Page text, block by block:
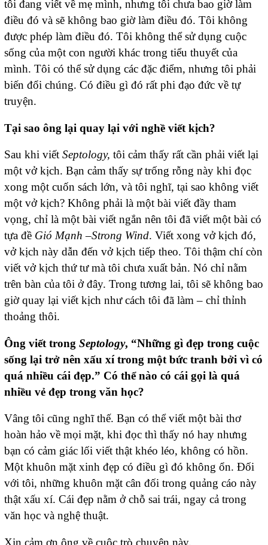
tôi đang viết về mẹ mình, nhưng tôi chưa bao giờ làm
điều đó và sẽ không bao giờ làm điều đó. Tôi không
được phép làm điều đó. Tôi không thể sử dụng cuộc
sống của một con người khác trong tiểu thuyết của
mình. Tôi có thể sử dụng các đặc điểm, nhưng tôi phải
biến đổi chúng. Có điều gì đó rất phi đạo đức về tự
truyện.
Tại sao ông lại quay lại với nghề viết kịch?
Sau khi viết Septology, tôi cảm thấy rất cần phải viết lại
một vở kịch. Bạn cảm thấy sự trống rỗng này khi đọc
xong một cuốn sách lớn, và tôi nghĩ, tại sao không viết
một vở kịch? Không phải là một bài viết đầy tham
vọng, chỉ là một bài viết ngắn nên tôi đã viết một bài có
tựa đề Gió Mạnh –Strong Wind. Viết xong vở kịch đó,
vở kịch này dẫn đến vở kịch tiếp theo. Tôi thậm chí còn
viết vở kịch thứ tư mà tôi chưa xuất bản. Nó chỉ nằm
trên bàn của tôi ở đây. Trong tương lai, tôi sẽ không bao
giờ quay lại viết kịch như cách tôi đã làm – chỉ thỉnh
thoảng thôi.
Ông viết trong Septology, “Những gì đẹp trong cuộc
sống lại trở nên xấu xí trong một bức tranh bởi vì có
quá nhiều cái đẹp.” Có thể nào có cái gọi là quá
nhiều vẻ đẹp trong văn học?
Vâng tôi cũng nghĩ thế. Bạn có thể viết một bài thơ
hoàn hảo về mọi mặt, khi đọc thì thấy nó hay nhưng
bạn có cảm giác lối viết thật khéo léo, không có hồn.
Một khuôn mặt xinh đẹp có điều gì đó không ổn. Đối
với tôi, những khuôn mặt cân đối trong quảng cáo này
thật xấu xí. Cái đẹp nằm ở chỗ sai trái, ngay cả trong
văn học và nghệ thuật.
Xin cảm ơn ông về cuộc trò chuyện này.